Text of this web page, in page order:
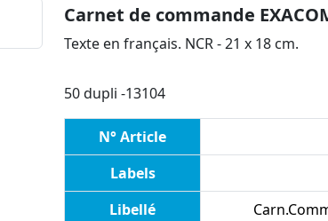
Carnet de commande
Texte en français. NCR - 21 x 18 cm.
50 dupli -13104
N° Article
Labels
Libellé